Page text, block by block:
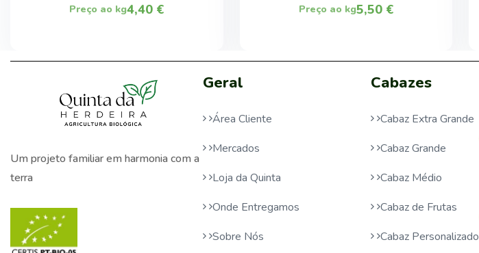
4,40 €
Preço ao kg
5,50 €
Preço ao kg
Um projeto familiar em harmonia com a
terra
Geral
Área Cliente
Mercados
Loja da Quinta
Onde Entregamos
Sobre Nós
Cabazes
Cabaz Extra Grande
Cabaz Grande
Cabaz Médio
Cabaz de Frutas
Cabaz Personalizado